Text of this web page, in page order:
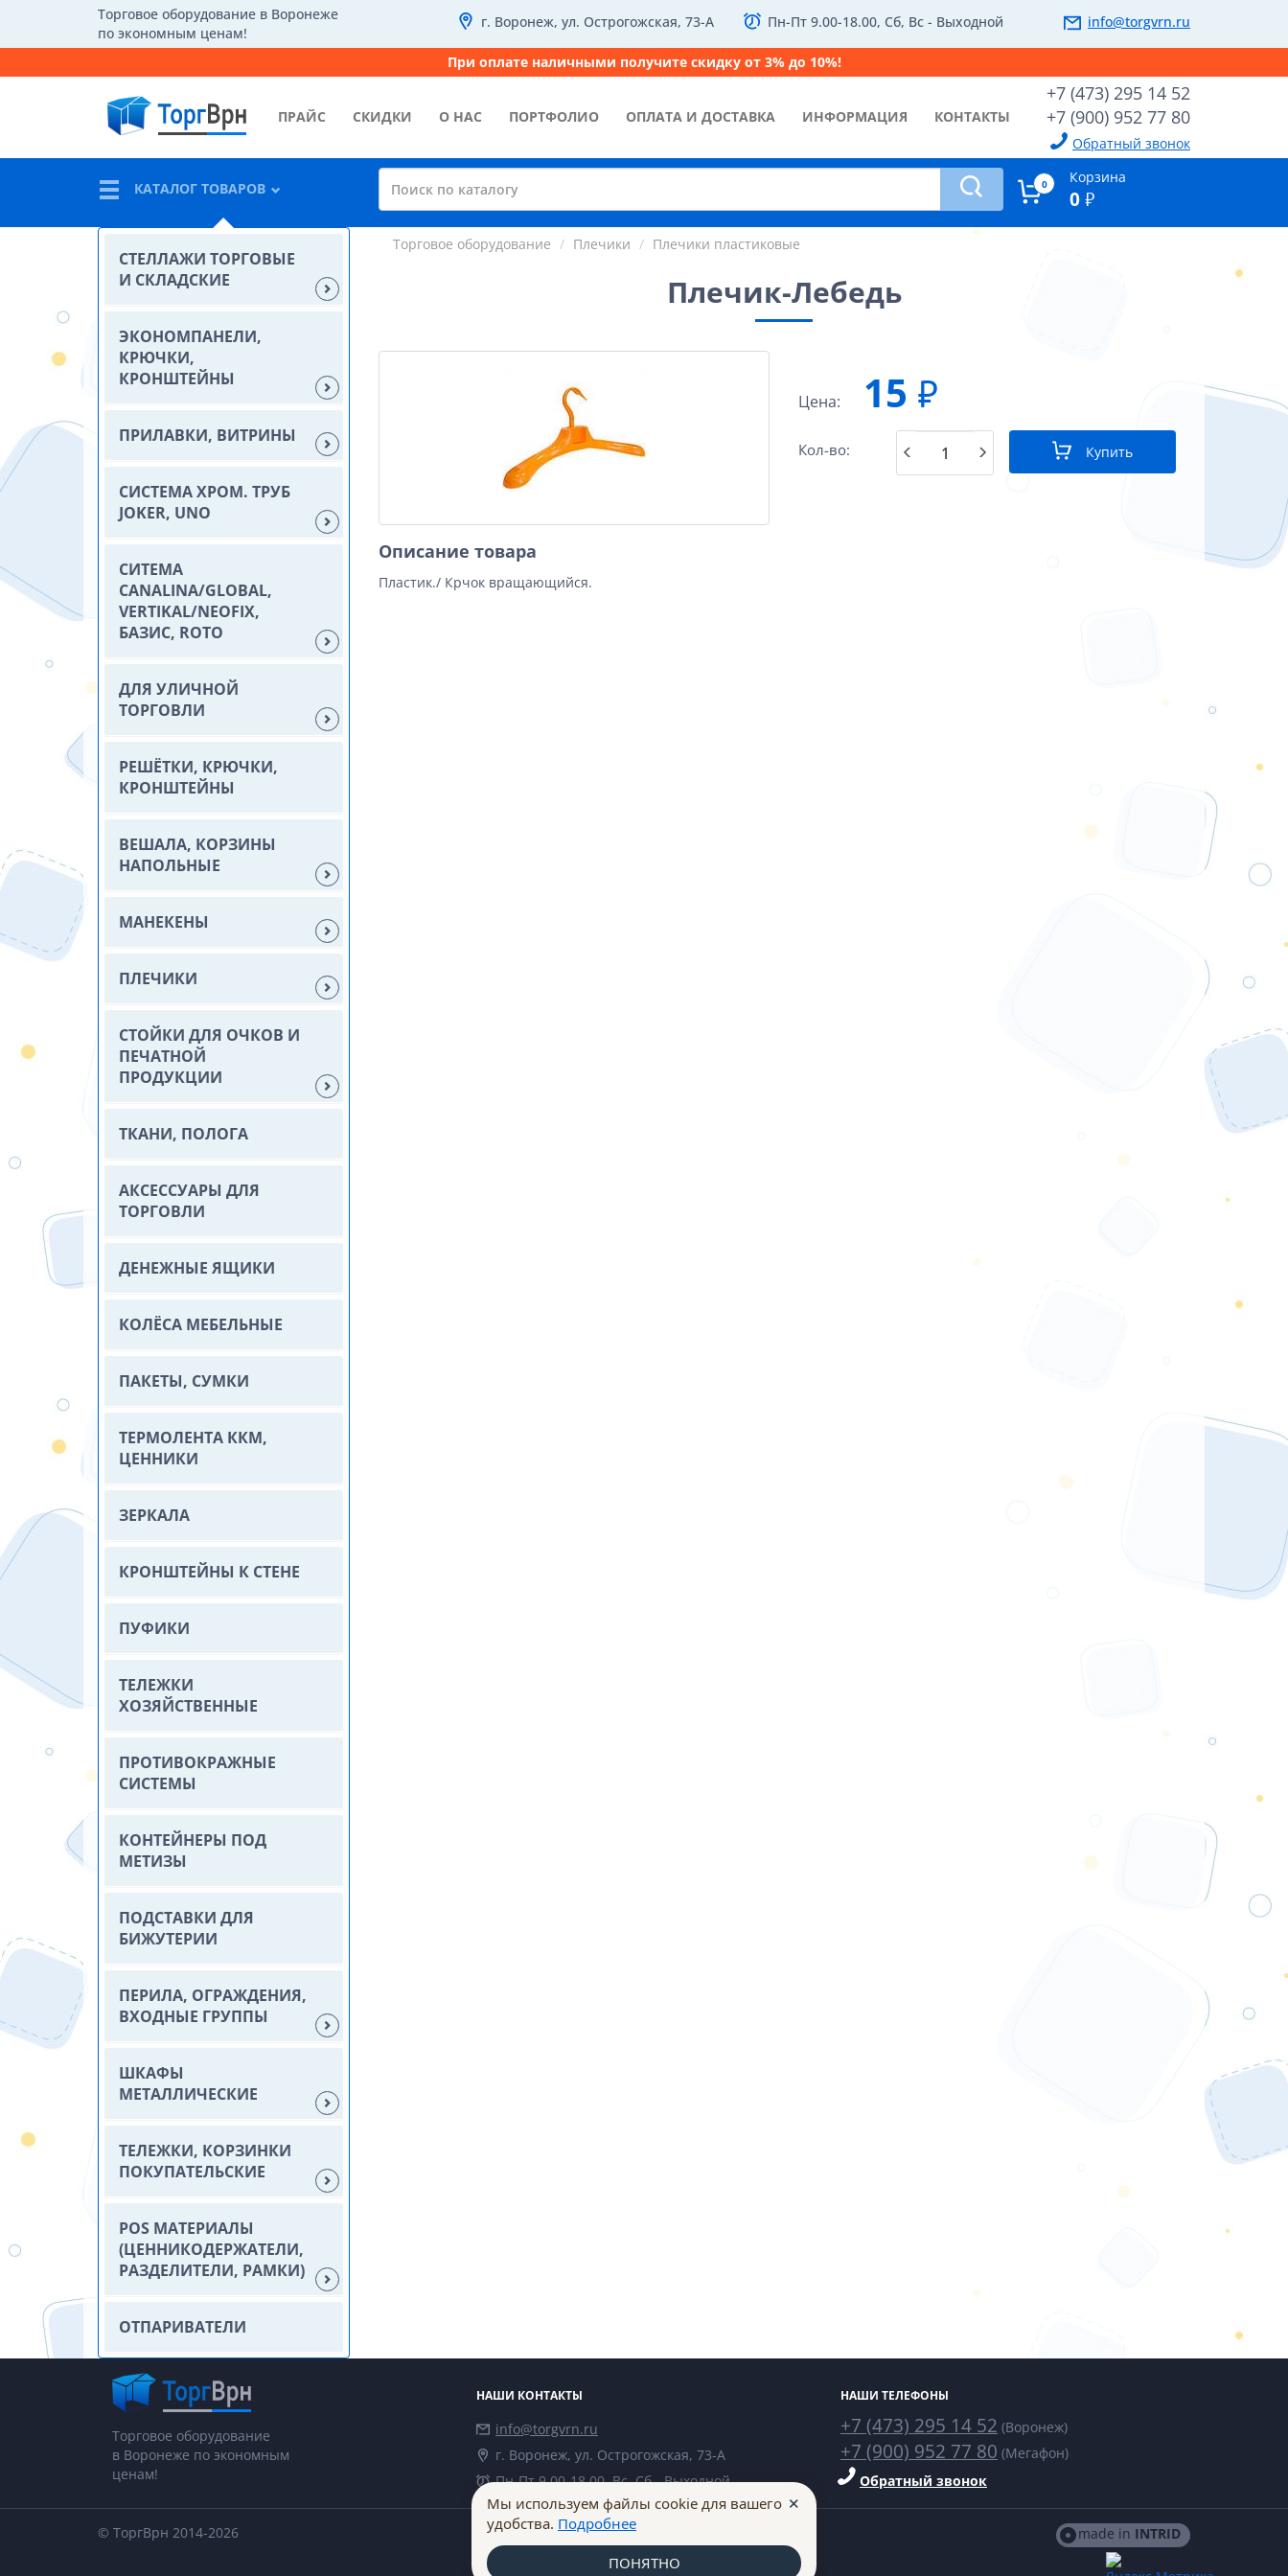
Торговое оборудование в Воронеже
по экономным ценам!
г. Воронеж, ул. Острогожская, 73-А Пн-Пт 9.00-18.00, Сб, Вс - Выходной info@torgvrn.ru
При оплате наличными получите скидку от 3% до 10%!
+7 (473) 295 14 52
+7 (900) 952 77 80
Обратный звонок
ПРАЙС СКИДКИ О НАС ПОРТФОЛИО ОПЛАТА И ДОСТАВКА ИНФОРМАЦИЯ КОНТАКТЫ
0 Корзина
0 ₽
КАТАЛОГ ТОВАРОВ
СТЕЛЛАЖИ ТОРГОВЫЕ
И СКЛАДСКИЕ
ЭКОНОМПАНЕЛИ,
КРЮЧКИ,
КРОНШТЕЙНЫ
ПРИЛАВКИ, ВИТРИНЫ
СИСТЕМА ХРОМ. ТРУБ
JOKER, UNO
СИТЕМА
CANALINA/GLOBAL,
VERTIKAL/NEOFIX,
БАЗИС, ROTO
ДЛЯ УЛИЧНОЙ
ТОРГОВЛИ
РЕШЁТКИ, КРЮЧКИ,
КРОНШТЕЙНЫ
ВЕШАЛА, КОРЗИНЫ
НАПОЛЬНЫЕ
МАНЕКЕНЫ
ПЛЕЧИКИ
СТОЙКИ ДЛЯ ОЧКОВ И
ПЕЧАТНОЙ
ПРОДУКЦИИ
ТКАНИ, ПОЛОГА
АКСЕССУАРЫ ДЛЯ
ТОРГОВЛИ
ДЕНЕЖНЫЕ ЯЩИКИ
КОЛЁСА МЕБЕЛЬНЫЕ
ПАКЕТЫ, СУМКИ
ТЕРМОЛЕНТА ККМ,
ЦЕННИКИ
ЗЕРКАЛА
КРОНШТЕЙНЫ К СТЕНЕ
ПУФИКИ
ТЕЛЕЖКИ
ХОЗЯЙСТВЕННЫЕ
ПРОТИВОКРАЖНЫЕ
СИСТЕМЫ
КОНТЕЙНЕРЫ ПОД
МЕТИЗЫ
ПОДСТАВКИ ДЛЯ
БИЖУТЕРИИ
ПЕРИЛА, ОГРАЖДЕНИЯ,
ВХОДНЫЕ ГРУППЫ
ШКАФЫ
МЕТАЛЛИЧЕСКИЕ
ТЕЛЕЖКИ, КОРЗИНКИ
ПОКУПАТЕЛЬСКИЕ
POS МАТЕРИАЛЫ
(ЦЕННИКОДЕРЖАТЕЛИ,
РАЗДЕЛИТЕЛИ, РАМКИ)
ОТПАРИВАТЕЛИ
Торговое оборудование Плечики Плечики пластиковые
Плечик-Лебедь
Цена: 15 ₽
Кол-во: Купить
Описание товара
Пластик./ Крчок вращающийся.
Торговое оборудование
в Воронеже по экономным
ценам!
НАШИ КОНТАКТЫ
info@torgvrn.ru
г. Воронеж, ул. Острогожская, 73-А
Пн-Пт 9.00-18.00, Вс, Сб - Выходной
НАШИ ТЕЛЕФОНЫ
+7 (473) 295 14 52 (Воронеж)
+7 (900) 952 77 80 (Мегафон)
Обратный звонок
made in INTRID
© ТоргВрн 2014-2026
Мы используем файлы cookie для вашего
удобства. Подробнее
✕
ПОНЯТНО